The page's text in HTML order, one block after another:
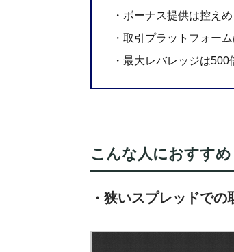
・ボーナス提供は控えめ
・取引プラットフォー
・最大レバレッジは
こんな人におすすめ
・狭いスプレッドで